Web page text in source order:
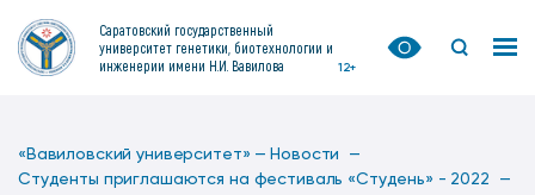
Саратовский государственный
университет генетики, биотехнологии и
инженерии имени Н.И. Вавилова
12+
«Вавиловский университет» — Новости —
Студенты приглашаются на фестиваль «Студень» - 2022 —